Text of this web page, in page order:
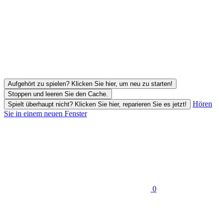
Aufgehört zu spielen? Klicken Sie hier, um neu zu starten!
Stoppen und leeren Sie den Cache.
Spielt überhaupt nicht? Klicken Sie hier, reparieren Sie es jetzt!
Hören
Sie in einem neuen Fenster
0